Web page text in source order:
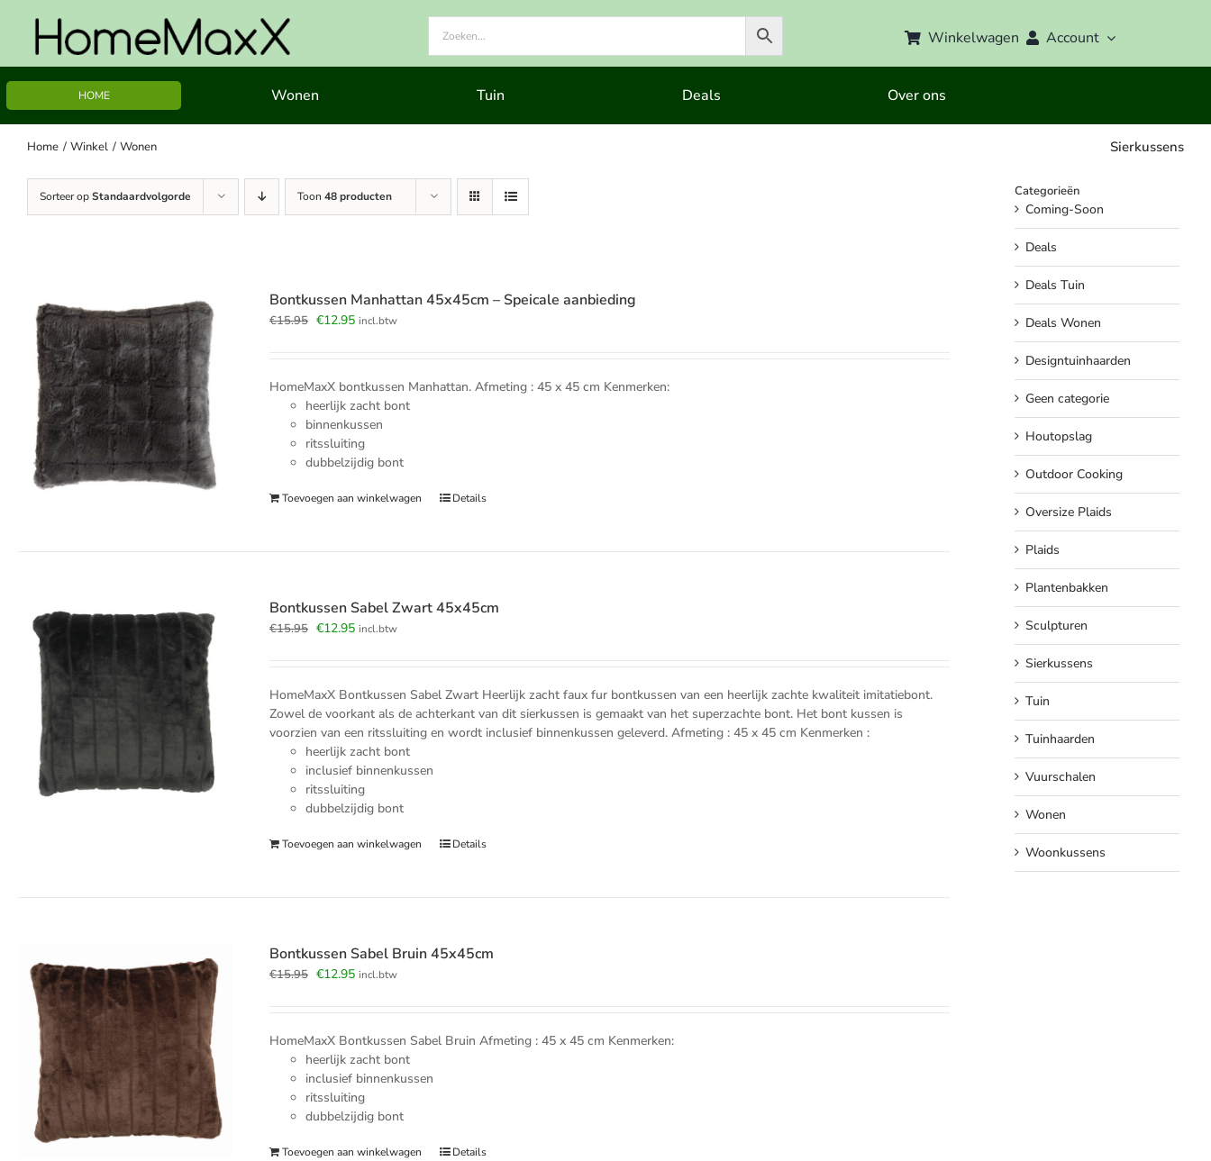
Winkelwagen Account
HOME Wonen Tuin Deals Over ons
Sierkussens
Home Winkel Wonen
Sorteer opStandaardvolgorde Toon 48 producten
Bontkussen Manhattan 45x45cm – Speicale aanbieding
€15.95 Oorspronkelijke
€12.95Huidige
incl.btw
HomeMaxX bontkussen Manhattan. Afmeting : 45 x 45 cm Kenmerken:
heerlijk zacht bont
binnenkussen
ritssluiting
dubbelzijdig bont
Toevoegen aan winkelwagen Details
Bontkussen Sabel Zwart 45x45cm
€15.95 Oorspronkelijke
€12.95Huidige
incl.btw
HomeMaxX Bontkussen Sabel Zwart Heerlijk zacht faux fur bontkussen van een heerlijk zachte kwaliteit imitatiebont.
Zowel de voorkant als de achterkant van dit sierkussen is gemaakt van het superzachte bont. Het bont kussen is
voorzien van een ritssluiting en wordt inclusief binnenkussen geleverd. Afmeting : 45 x 45 cm Kenmerken :
heerlijk zacht bont
inclusief binnenkussen
ritssluiting
dubbelzijdig bont
Toevoegen aan winkelwagen Details
Bontkussen Sabel Bruin 45x45cm
€15.95 Oorspronkelijke
€12.95Huidige
incl.btw
HomeMaxX Bontkussen Sabel Bruin Afmeting : 45 x 45 cm Kenmerken:
heerlijk zacht bont
inclusief binnenkussen
ritssluiting
dubbelzijdig bont
Toevoegen aan winkelwagen Details
Categorieën
Coming-Soon
Deals
Deals Tuin
Deals Wonen
Designtuinhaarden
Geen categorie
Houtopslag
Outdoor Cooking
Oversize Plaids
Plaids
Plantenbakken
Sculpturen
Sierkussens
Tuin
Tuinhaarden
Vuurschalen
Wonen
Woonkussens